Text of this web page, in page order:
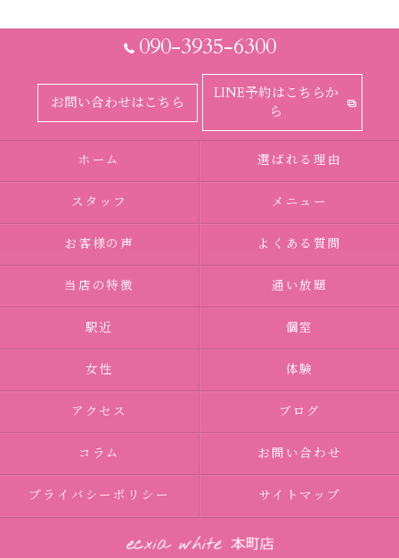
090-3935-6300
お問い合わせはこちら
LINE予約はこちらか
ら
ホーム 選ばれる理由
スタッフ メニュー
お客様の声 よくある質問
当店の特徴 通い放題
駅近 個室
女性 体験
アクセス ブログ
コラム お問い合わせ
プライバシーポリシー サイトマップ